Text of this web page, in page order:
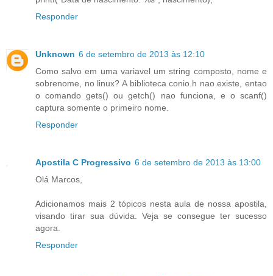
Responder
Unknown 6 de setembro de 2013 às 12:10
Como salvo em uma variavel um string composto, nome e
sobrenome, no linux? A biblioteca conio.h nao existe, entao
o comando gets() ou getch() nao funciona, e o scanf()
captura somente o primeiro nome.
Responder
Apostila C Progressivo 6 de setembro de 2013 às 13:00
Olá Marcos,
Adicionamos mais 2 tópicos nesta aula de nossa apostila,
visando tirar sua dúvida. Veja se consegue ter sucesso
agora.
Responder